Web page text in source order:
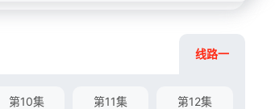
线路一
第10集 第11集 第12集